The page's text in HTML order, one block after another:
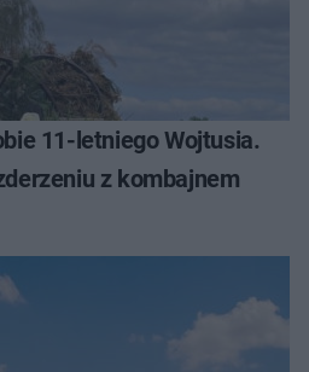
11-letniego Wojtusia.
z kombajnem